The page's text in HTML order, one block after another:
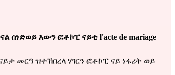
ሰነድወይ እውን ፎቶኮፒ ናይቲ l'acte de mariage
መርዓ ዝተኸበረላ ሃገርን ፎቶኮፒ ናይ ነፋሪት ወይ